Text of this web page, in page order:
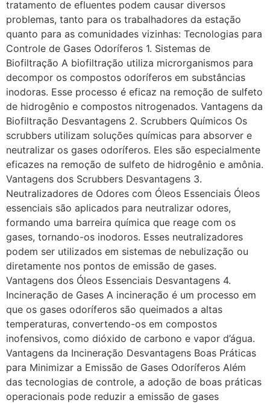
tratamento de efluentes podem causar diversos
problemas, tanto para os trabalhadores da estação
quanto para as comunidades vizinhas: Tecnologias para
Controle de Gases Odoríferos 1. Sistemas de
Biofiltração A biofiltração utiliza microrganismos para
decompor os compostos odoríferos em substâncias
inodoras. Esse processo é eficaz na remoção de sulfeto
de hidrogênio e compostos nitrogenados. Vantagens da
Biofiltração Desvantagens 2. Scrubbers Químicos Os
scrubbers utilizam soluções químicas para absorver e
neutralizar os gases odoríferos. Eles são especialmente
eficazes na remoção de sulfeto de hidrogênio e amônia.
Vantagens dos Scrubbers Desvantagens 3.
Neutralizadores de Odores com Óleos Essenciais Óleos
essenciais são aplicados para neutralizar odores,
formando uma barreira química que reage com os
gases, tornando-os inodoros. Esses neutralizadores
podem ser utilizados em sistemas de nebulização ou
diretamente nos pontos de emissão de gases.
Vantagens dos Óleos Essenciais Desvantagens 4.
Incineração de Gases A incineração é um processo em
que os gases odoríferos são queimados a altas
temperaturas, convertendo-os em compostos
inofensivos, como dióxido de carbono e vapor d’água.
Vantagens da Incineração Desvantagens Boas Práticas
para Minimizar a Emissão de Gases Odoríferos Além
das tecnologias de controle, a adoção de boas práticas
operacionais pode reduzir a emissão de gases